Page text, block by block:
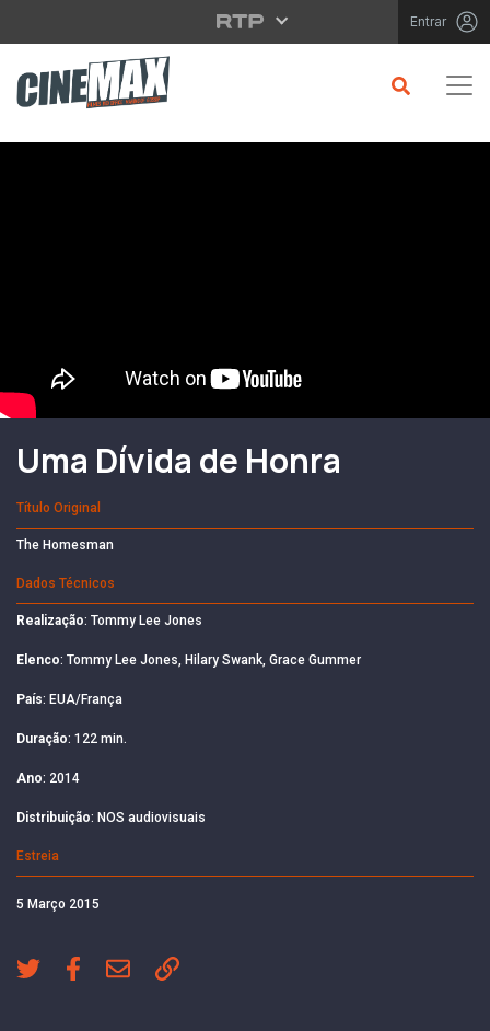
Saltar para o conteúdo principal Entrar
Filme em Cartaz
Uma Dívida de Honra
Título Original
The Homesman
Dados Técnicos
Realização: Tommy Lee Jones
Elenco: Tommy Lee Jones, Hilary Swank, Grace Gummer
País: EUA/França
Duração: 122 min.
Ano: 2014
Distribuição: NOS audiovisuais
Estreia
5 Março 2015